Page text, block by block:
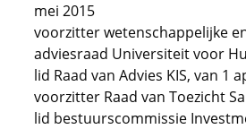
mei 2015
voorzitter wetenschappelijke
adviesraad Universiteit voor
lid Raad van Advies KIS, van 1
voorzitter Raad van Toezicht
lid bestuurscommissie